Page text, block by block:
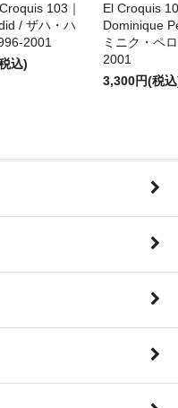
103｜
/ ザハ・ハ
2001
込)
El Croquis
Dominique
ミニク・ペ
2001
3,300円(税